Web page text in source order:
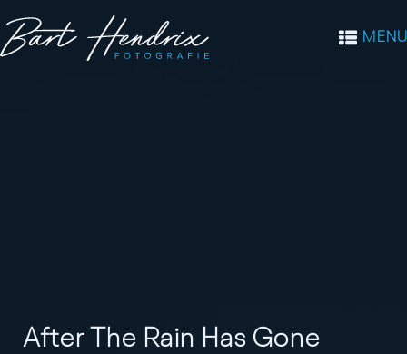
MENU
After The Rain Has Gone